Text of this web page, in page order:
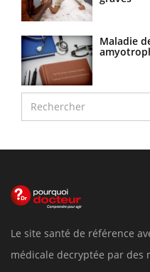
Maladie
Le site santé de référence
médicale decryptée par des